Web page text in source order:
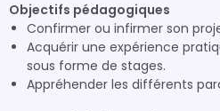
Objectifs pédagogiques
Confirmer ou infirmer son
Acquérir une expérience
sous forme de stages.
Appréhender les différents